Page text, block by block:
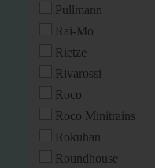
Pullmann
Rai-Mo
Rietze
Rivarossi
Roco
Roco Minitrains
Rokuhan
Roundhouse